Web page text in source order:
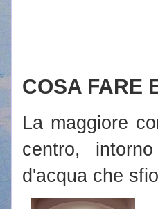
COSA FARE
La maggiore
centro,
d'acqua che